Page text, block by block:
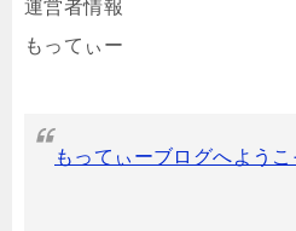
運営者情報
もってぃー
もってぃーブログへようこ